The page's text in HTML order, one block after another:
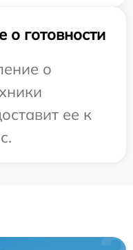
готовности
о
ее к